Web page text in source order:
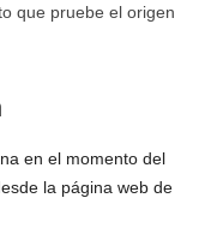
que pruebe el origen
en el momento del
la página web de